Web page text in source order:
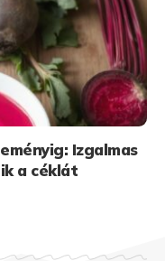
Izgalmas
a céklát